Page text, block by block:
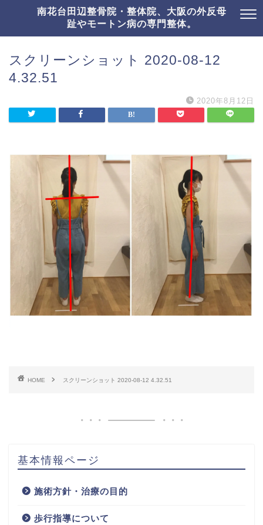
南花台田辺整骨院・整体院、大阪の外反母
趾やモートン病の専門整体。
スクリーンショット 2020-08-12
4.32.51
2020年8月12日
HOME スクリーンショット 2020-08-12 4.32.51
基本情報ページ
施術方針・治療の目的
歩行指導について